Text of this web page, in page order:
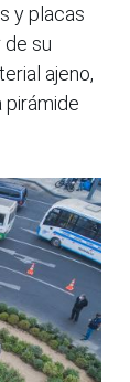
y placas
su
ajeno,
pirámide